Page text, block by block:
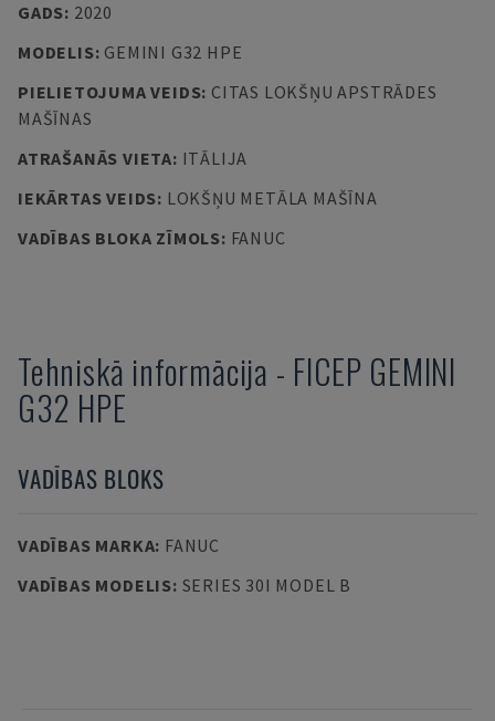
GADS: 2020
MODELIS: GEMINI G32 HPE
PIELIETOJUMA VEIDS: CITAS LOKŠŅU APSTRĀDES
MAŠĪNAS
ATRAŠANĀS VIETA: ITĀLIJA
IEKĀRTAS VEIDS: LOKŠŅU METĀLA MAŠĪNA
VADĪBAS BLOKA ZĪMOLS: FANUC
Tehniskā informācija - FICEP GEMINI
G32 HPE
VADĪBAS BLOKS
VADĪBAS MARKA: FANUC
VADĪBAS MODELIS: SERIES 30I MODEL B